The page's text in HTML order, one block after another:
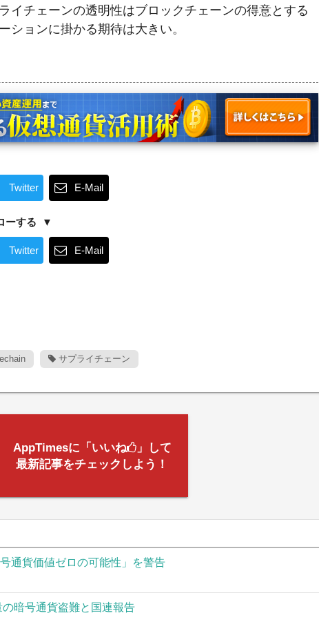
イチェーンの透明性はブロックチェーンの得意とする
ションに掛かる期待は大きい。
Twitter E-Mail
ーする
Twitter E-Mail
サプライチェーン
AppTimesに「いいね
」して
最新記事をチェックしよう！
通貨価値ゼロの可能性」を警告
暗号通貨盗難と国連報告